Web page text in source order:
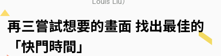
再三嘗試想要的畫面 找出最佳的
「快門時間」